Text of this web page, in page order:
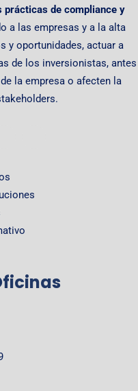
prácticas de compliance y
a las empresas y a la alta
y oportunidades, actuar a
de los inversionistas, antes
la empresa o afecten la